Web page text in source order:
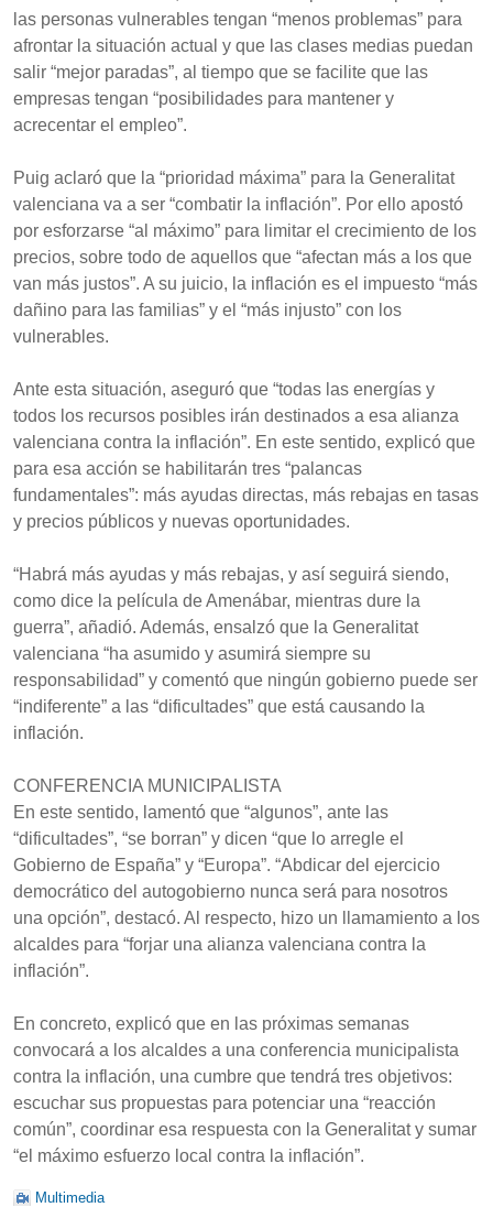
las personas vulnerables tengan “menos problemas” para
afrontar la situación actual y que las clases medias puedan
salir “mejor paradas”, al tiempo que se facilite que las
empresas tengan “posibilidades para mantener y
acrecentar el empleo”.
Puig aclaró que la “prioridad máxima” para la Generalitat
valenciana va a ser “combatir la inflación”. Por ello apostó
por esforzarse “al máximo” para limitar el crecimiento de los
precios, sobre todo de aquellos que “afectan más a los que
van más justos”. A su juicio, la inflación es el impuesto “más
dañino para las familias” y el “más injusto” con los
vulnerables.
Ante esta situación, aseguró que “todas las energías y
todos los recursos posibles irán destinados a esa alianza
valenciana contra la inflación”. En este sentido, explicó que
para esa acción se habilitarán tres “palancas
fundamentales”: más ayudas directas, más rebajas en tasas
y precios públicos y nuevas oportunidades.
“Habrá más ayudas y más rebajas, y así seguirá siendo,
como dice la película de Amenábar, mientras dure la
guerra”, añadió. Además, ensalzó que la Generalitat
valenciana “ha asumido y asumirá siempre su
responsabilidad” y comentó que ningún gobierno puede ser
“indiferente” a las “dificultades” que está causando la
inflación.
CONFERENCIA MUNICIPALISTA
En este sentido, lamentó que “algunos”, ante las
“dificultades”, “se borran” y dicen “que lo arregle el
Gobierno de España” y “Europa”. “Abdicar del ejercicio
democrático del autogobierno nunca será para nosotros
una opción”, destacó. Al respecto, hizo un llamamiento a los
alcaldes para “forjar una alianza valenciana contra la
inflación”.
En concreto, explicó que en las próximas semanas
convocará a los alcaldes a una conferencia municipalista
contra la inflación, una cumbre que tendrá tres objetivos:
escuchar sus propuestas para potenciar una “reacción
común”, coordinar esa respuesta con la Generalitat y sumar
“el máximo esfuerzo local contra la inflación”.
Multimedia